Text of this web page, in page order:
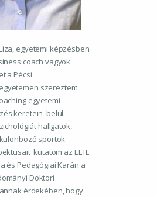
egyetemi képzésben
coach vagyok.
a Pécsi
szereztem
egyetemi
keretein belül.
hallgatok,
sportok
kutatom az ELTE
és Pedagógiai Karán a
Doktori
érdekében, hogy